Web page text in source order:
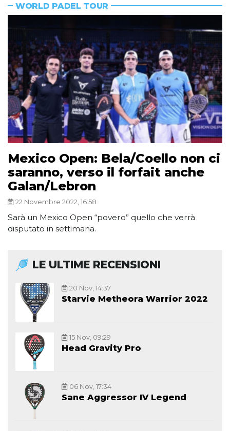
WORLD PADEL TOUR
Mexico Open: Bela/Coello non ci
saranno, verso il forfait anche
Galan/Lebron
22 Novembre 2022, 16:58
Sarà un Mexico Open “povero” quello che verrà
disputato in settimana.
LE ULTIME RECENSIONI
20 Nov, 14:37
Starvie Metheora Warrior 2022
15 Nov, 09:29
Head Gravity Pro
06 Nov, 17:34
Sane Aggressor IV Legend